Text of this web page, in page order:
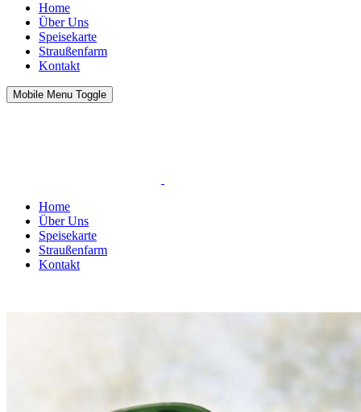
Home
Über Uns
Speisekarte
Straußenfarm
Kontakt
Mobile Menu Toggle
Home
Über Uns
Speisekarte
Straußenfarm
Kontakt